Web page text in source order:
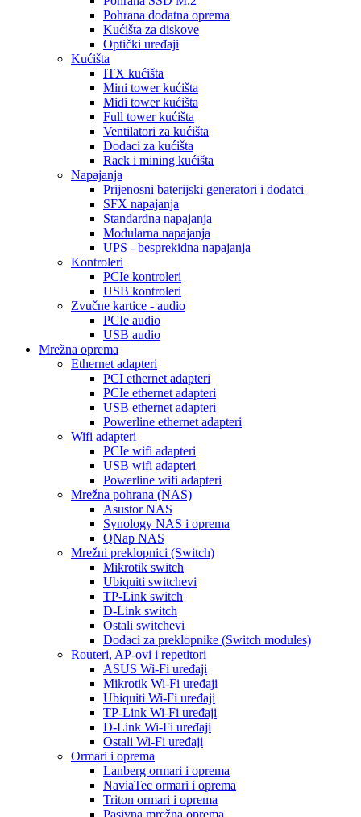
Pohrana dodatna oprema
Kućišta za diskove
Optički uređaji
Kućišta
ITX kućišta
Mini tower kućišta
Midi tower kućišta
Full tower kućišta
Ventilatori za kućišta
Dodaci za kućišta
Rack i mining kućišta
Napajanja
Prijenosni baterijski generatori i dodatci
SFX napajanja
Standardna napajanja
Modularna napajanja
UPS - besprekidna napajanja
Kontroleri
PCIe kontroleri
USB kontroleri
Zvučne kartice - audio
PCIe audio
USB audio
Mrežna oprema
Ethernet adapteri
PCI ethernet adapteri
PCIe ethernet adapteri
USB ethernet adapteri
Powerline ethernet adapteri
Wifi adapteri
PCIe wifi adapteri
USB wifi adapteri
Powerline wifi adapteri
Mrežna pohrana (NAS)
Asustor NAS
Synology NAS i oprema
QNap NAS
Mrežni preklopnici (Switch)
Mikrotik switch
Ubiquiti switchevi
TP-Link switch
D-Link switch
Ostali switchevi
Dodaci za preklopnike (Switch modules)
Routeri, AP-ovi i repetitori
ASUS Wi-Fi uređaji
Mikrotik Wi-Fi uređaji
Ubiquiti Wi-Fi uređaji
TP-Link Wi-Fi uređaji
D-Link Wi-Fi uređaji
Ostali Wi-Fi uređaji
Ormari i oprema
Lanberg ormari i oprema
NaviaTec ormari i oprema
Triton ormari i oprema
Pasivna mrežna oprema